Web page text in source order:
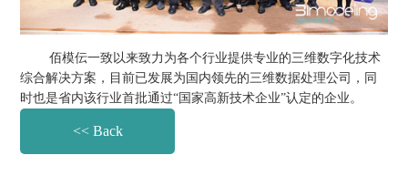
佰模伝一致以来致力为各个行业提供专业的三维数字化技术
综合解决方案，目前已发展为国内领先的三维数据处理公司，同
时也是省内该行业首批通过“国家高新技术企业”认定的企业。
<< Back